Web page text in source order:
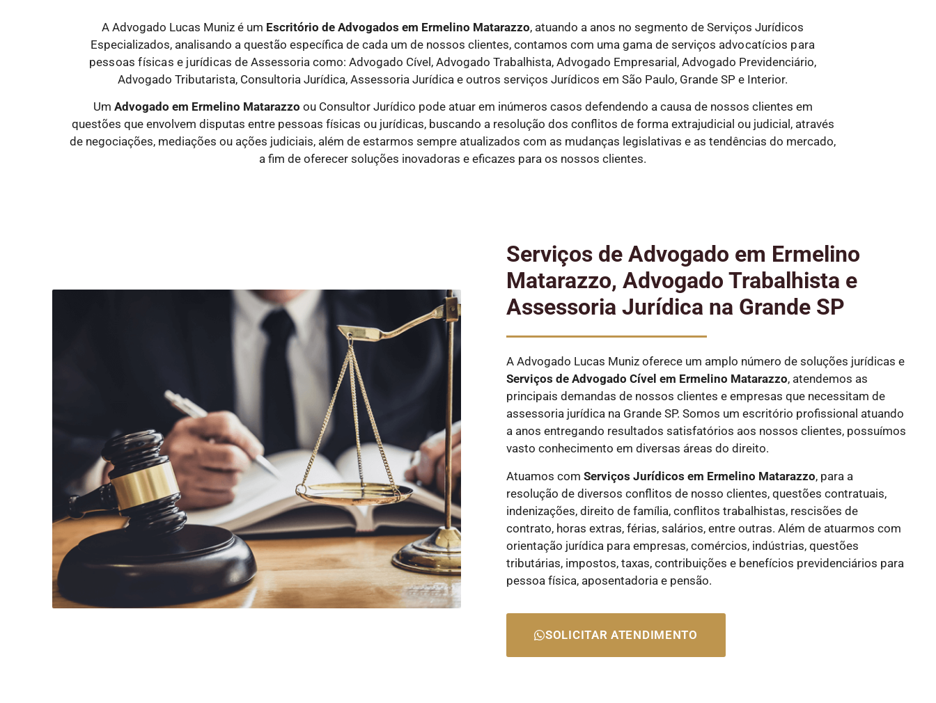
A Advogado Lucas Muniz é um Escritório de Advogados em Ermelino Matarazzo, atuando a anos no segmento de Serviços Jurídicos
Especializados, analisando a questão específica de cada um de nossos clientes, contamos com uma gama de serviços advocatícios para
pessoas físicas e jurídicas de Assessoria como: Advogado Cível, Advogado Trabalhista, Advogado Empresarial, Advogado Previdenciário,
Advogado Tributarista, Consultoria Jurídica, Assessoria Jurídica e outros serviços Jurídicos em São Paulo, Grande SP e Interior.
Um Advogado em Ermelino Matarazzo ou Consultor Jurídico pode atuar em inúmeros casos defendendo a causa de nossos clientes em
questões que envolvem disputas entre pessoas físicas ou jurídicas, buscando a resolução dos conflitos de forma extrajudicial ou judicial, através
de negociações, mediações ou ações judiciais, além de estarmos sempre atualizados com as mudanças legislativas e as tendências do mercado,
a fim de oferecer soluções inovadoras e eficazes para os nossos clientes.
Serviços de Advogado em Ermelino
Matarazzo, Advogado Trabalhista e
Assessoria Jurídica na Grande SP
A Advogado Lucas Muniz oferece um amplo número de soluções jurídicas e
Serviços de Advogado Cívelem Ermelino Matarazzo, atendemos as
principais demandas de nossos clientes e empresas que necessitam de
assessoria jurídica na Grande SP. Somos um escritório profissional atuando
a anos entregando resultados satisfatórios aos nossos clientes, possuímos
vasto conhecimento em diversas áreas do direito.
Atuamos comServiços Jurídicosem Ermelino Matarazzo, para a
resolução de diversos conflitos de nosso clientes, questões contratuais,
indenizações, direito de família, conflitos trabalhistas, rescisões de
contrato, horas extras, férias, salários, entre outras. Além de atuarmos com
orientação jurídica para empresas, comércios, indústrias, questões
tributárias, impostos, taxas, contribuições e benefícios previdenciários para
pessoa física, aposentadoria e pensão.
SOLICITAR ATENDIMENTO